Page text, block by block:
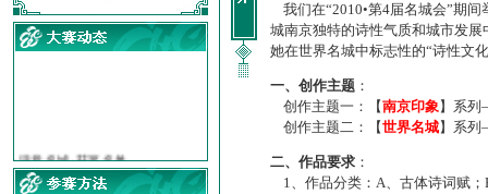
·【诗意·名城】地铁展示作...
诗意名城·地铁时间
我们在“2010•第4届名城会”期
城南京独特的诗性气质和城市发
她在世界名城中标志性的“诗性文
一、创作主题 ：
创作主题一：【南京印象】系
创作主题二：【世界名城】系
二、作品要求 ：
1、作品分类：A、古体诗词赋；